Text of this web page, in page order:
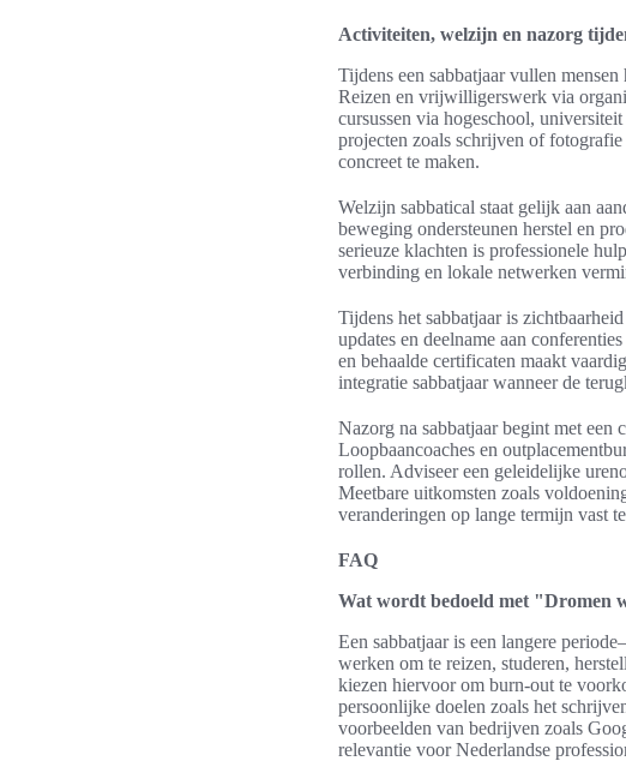
Activiteiten, welzijn en nazorg
Tijdens een sabbatjaar vullen
Reizen en vrijwilligerswerk via
cursussen via hogeschool,
projecten zoals schrijven of
concreet te maken.
Welzijn sabbatical staat gelijk aan
beweging ondersteunen herstel en
serieuze klachten is professionele
verbinding en lokale netwerken
Tijdens het sabbatjaar is
updates en deelname aan
en behaalde certificaten maakt
integratie sabbatjaar wanneer de
Nazorg na sabbatjaar begint met
Loopbaancoaches en
rollen. Adviseer een geleidelijke
Meetbare uitkomsten zoals
veranderingen op lange termijn vast
FAQ
Wat wordt bedoeld met "Dromen
Een sabbatjaar is een langere
werken om te reizen, studeren,
kiezen hiervoor om burn‑out te
persoonlijke doelen zoals het
voorbeelden van bedrijven zoals
relevantie voor Nederlandse